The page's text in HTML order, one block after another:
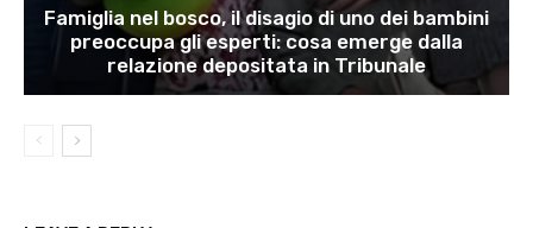
Famiglia nel bosco, il disagio di uno dei bambini
preoccupa gli esperti: cosa emerge dalla
relazione depositata in Tribunale